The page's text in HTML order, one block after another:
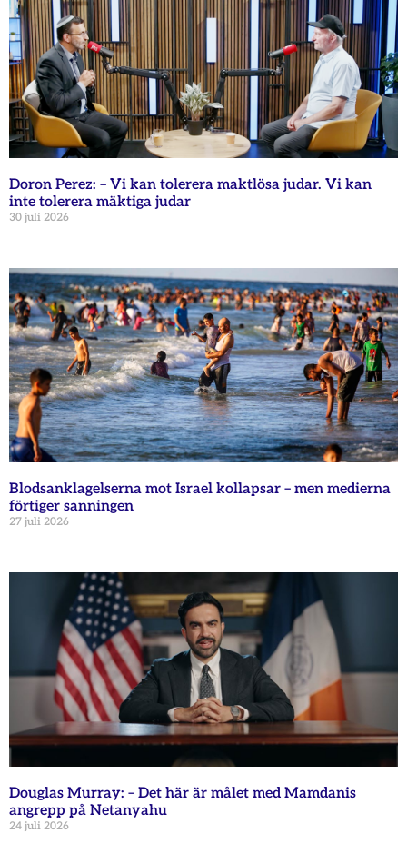
Doron Perez: – Vi kan tolerera maktlösa judar. Vi kan
inte tolerera mäktiga judar
30 juli 2026
Blodsanklagelserna mot Israel kollapsar – men medierna
förtiger sanningen
27 juli 2026
Douglas Murray: – Det här är målet med Mamdanis
angrepp på Netanyahu
24 juli 2026